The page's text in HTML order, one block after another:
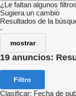
¿Le faltan algunos
Sugiera un cambio
Resultados de la
-
mostrar
19 anuncios:
Filtro
Clasificar: Fecha de